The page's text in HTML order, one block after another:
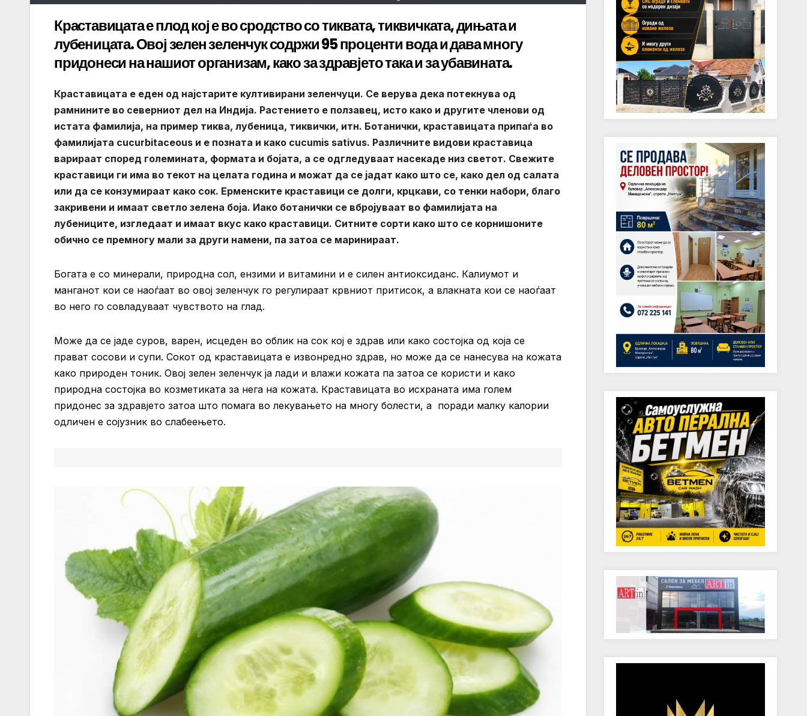
Краставицата е плод кој е во сродство со тиквата, тиквичката, дињата и
лубеницата. Овој зелен зеленчук содржи 95 проценти вода и дава многу
придонеси на нашиот организам, како за здравјето така и за убавината.
Краставицата е еден од најстарите култивирани зеленчуци. Се верува дека потекнува од
рамнините во северниот дел на Индија. Растението е ползавец, исто како и другите членови од
истата фамилија, на пример тиква, лубеница, тиквички, итн. Ботанички, краставицата припаѓа во
фамилијата cucurbitaceous и е позната и како cucumis sativus. Различните видови краставица
варираат според големината, формата и бојата, а се одгледуваат насекаде низ светот. Свежите
краставици ги има во текот на целата година и можат да се јадат како што се, како дел од салата
или да се конзумираат како сок. Ерменските краставици се долги, крцкави, со тенки набори, благо
закривени и имаат светло зелена боја. Иако ботанички се вбројуваат во фамилијата на
лубениците, изгледаат и имаат вкус како краставици. Ситните сорти како што се корнишоните
обично се премногу мали за други намени, па затоа се маринираат.
Богата е со минерали, природна сол, ензими и витамини и е силен антиоксиданс. Калиумот и
манганот кои се наоѓаат во овој зеленчук го регулираат крвниот притисок, а влакната кои се наоѓаат
во него го совладуваат чувството на глад.
Може да се јаде суров, варен, исцеден во облик на сок кој е здрав или како состојка од која се
прават сосови и супи. Сокот од краставицата е извонредно здрав, но може да се нанесува на кожата
како природен тоник. Овој зелен зеленчук ја лади и влажи кожата па затоа се користи и како
природна состојка во козметиката за нега на кожата. Краставицата во исхраната има голем
придонес за здравјето затоа што помага во лекувањето на многу болести, а поради малку калории
одличен е сојузник во слабеењето.